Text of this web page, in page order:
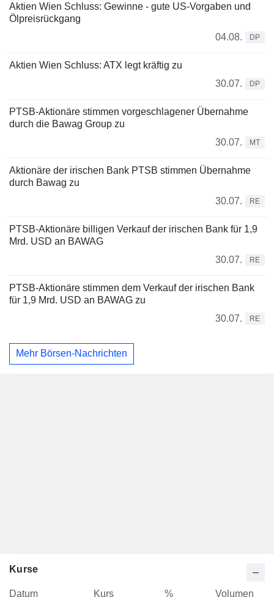
Aktien Wien Schluss: Gewinne - gute US-Vorgaben und
Ölpreisrückgang
04.08.
DP
Aktien Wien Schluss: ATX legt kräftig zu
30.07.
DP
PTSB-Aktionäre stimmen vorgeschlagener Übernahme
durch die Bawag Group zu
30.07.
MT
Aktionäre der irischen Bank PTSB stimmen Übernahme
durch Bawag zu
30.07.
RE
PTSB-Aktionäre billigen Verkauf der irischen Bank für 1,9
Mrd. USD an BAWAG
30.07.
RE
PTSB-Aktionäre stimmen dem Verkauf der irischen Bank
für 1,9 Mrd. USD an BAWAG zu
30.07.
RE
Mehr Börsen-Nachrichten
Kurse
Datum Kurs % Volumen